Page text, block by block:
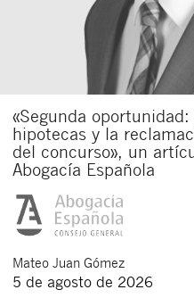
«Segunda
hipotecas y la
del concurso», un
Abogacía Española
Mateo Juan Gómez
5 de agosto de 2026